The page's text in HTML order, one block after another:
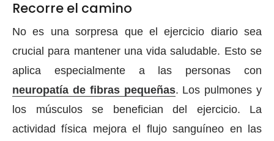
Recorre el camino
No es una sorpresa que el ejercicio diario sea
crucial para mantener una vida saludable. Esto se
aplica especialmente a las personas con
neuropatía de fibras pequeñas. Los pulmones y
los músculos se benefician del ejercicio. La
actividad física mejora el flujo sanguíneo en las